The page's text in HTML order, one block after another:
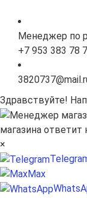
Менеджер по
+7 953 383 78
Здравствуйте!
магазина
×
Max